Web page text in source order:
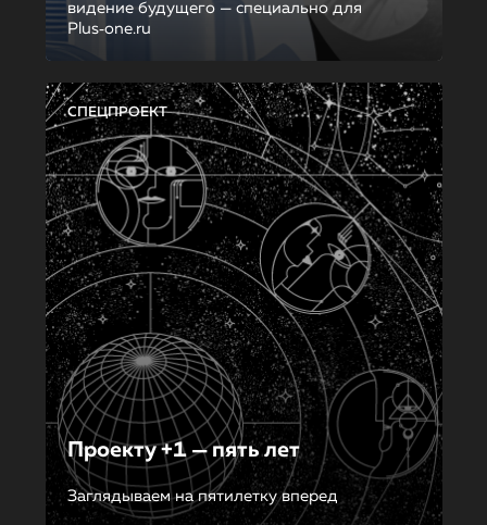
видение будущего — специально для
Plus‑one.ru
СПЕЦПРОЕКТ
Проекту +1 — пять лет
Заглядываем на пятилетку вперед